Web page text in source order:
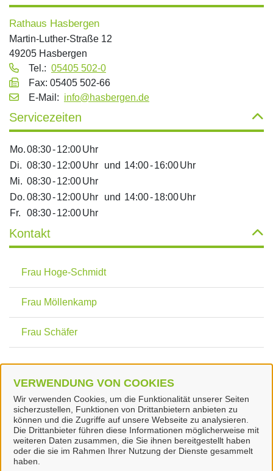
VERWENDUNG VON COOKIES
Wir verwenden Cookies, um die Funktionalität unserer Seiten
sicherzustellen, Funktionen von Drittanbietern anbieten zu
können und die Zugriffe auf unsere Webseite zu analysieren.
Die Drittanbieter führen diese Informationen möglicherweise mit
weiteren Daten zusammen, die Sie ihnen bereitgestellt haben
oder die sie im Rahmen Ihrer Nutzung der Dienste gesammelt
haben.
Rathaus Hasbergen
Martin-Luther-Straße 12
49205 Hasbergen
Tel.: 05405 502-0
Fax: 05405 502-66
E‑Mail: info@hasbergen.de
Servicezeiten
Mo.08:30-12:00Uhr
Di. 08:30-12:00Uhr und 14:00-16:00Uhr
Mi. 08:30-12:00Uhr
Do. 08:30-12:00Uhr und 14:00-18:00Uhr
Fr.
08:30-12:00Uhr
Kontakt
Frau Hoge-Schmidt
Frau Möllenkamp
Frau Schäfer
Allgemeine Anfrage